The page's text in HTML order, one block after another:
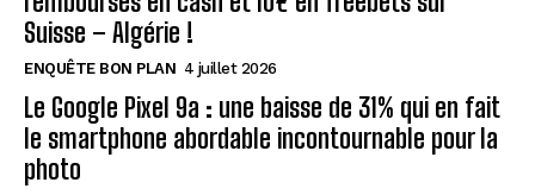
Suisse – Algérie !
ENQUÊTE BON PLAN 4 juillet 2026
Le Google Pixel 9a : une baisse de 31% qui en fait
le smartphone abordable incontournable pour la
photo